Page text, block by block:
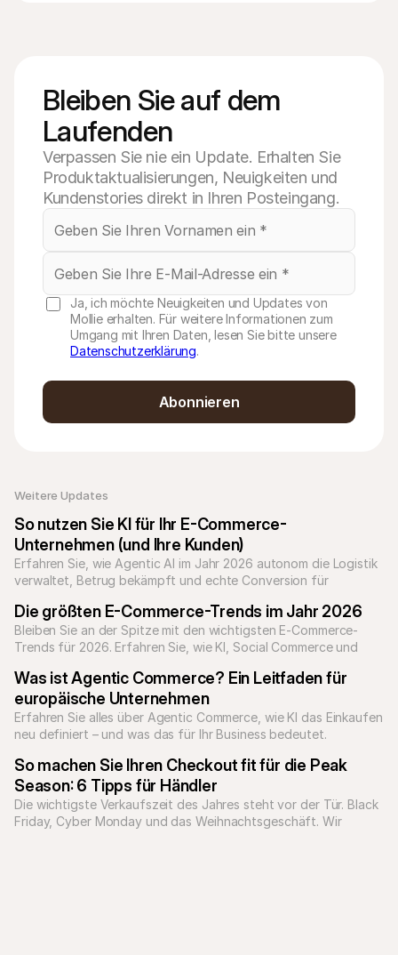
Weitere Updates
So nutzen Sie KI für Ihr E-Commerce-
Unternehmen (und Ihre Kunden)
Erfahren Sie, wie Agentic AI im Jahr 2026 autonom die Logistik
verwaltet, Betrug bekämpft und echte Conversion für
Die größten E-Commerce-Trends im Jahr 2026
Bleiben Sie an der Spitze mit den wichtigsten E-Commerce-
Trends für 2026. Erfahren Sie, wie KI, Social Commerce und
Was ist Agentic Commerce? Ein Leitfaden für
europäische Unternehmen
Erfahren Sie alles über Agentic Commerce, wie KI das Einkaufen
So machen Sie Ihren Checkout fit für die Peak
Season: 6 Tipps für Händler
Die wichtigste Verkaufszeit des Jahres steht vor der Tür. Black
Friday, Cyber Monday und das Weihnachtsgeschäft. Wir
Bleiben Sie auf dem
Laufenden
Verpassen Sie nie ein Update. Erhalten Sie
Produktaktualisierungen, Neuigkeiten und
Kundenstories direkt in Ihren Posteingang.
Ja, ich möchte Neuigkeiten und Updates von
Mollie erhalten. Für weitere Informationen zum
Umgang mit Ihren Daten, lesen Sie bitte unsere
Datenschutzerklärung.
Abonnieren